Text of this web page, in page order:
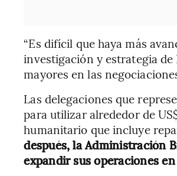
“Es difícil que haya más
investigación y estrategia de
mayores en las
Las delegaciones que
para utilizar alrededor de
humanitario que incluye
después, la Administración
expandir sus operaciones